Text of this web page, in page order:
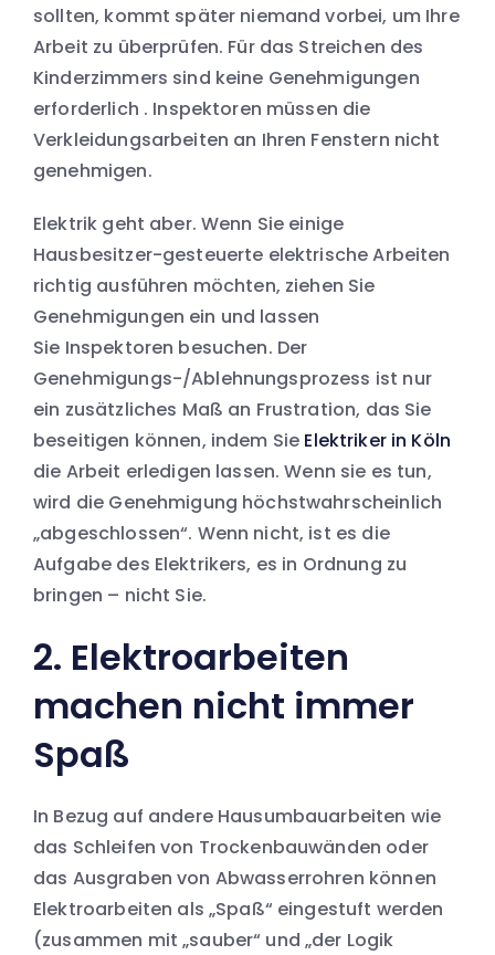
sollten, kommt später niemand vorbei, um Ihre
Arbeit zu überprüfen. Für das Streichen des
Kinderzimmers sind keine Genehmigungen
erforderlich . Inspektoren müssen die
Verkleidungsarbeiten an Ihren Fenstern nicht
genehmigen.
Elektrik geht aber. Wenn Sie einige
Hausbesitzer-gesteuerte elektrische Arbeiten
richtig ausführen möchten, ziehen Sie
Genehmigungen ein und lassen
Sie Inspektoren besuchen. Der
Genehmigungs-/Ablehnungsprozess ist nur
ein zusätzliches Maß an Frustration, das Sie
beseitigen können, indem Sie Elektriker in Köln
die Arbeit erledigen lassen. Wenn sie es tun,
wird die Genehmigung höchstwahrscheinlich
„abgeschlossen“. Wenn nicht, ist es die
Aufgabe des Elektrikers, es in Ordnung zu
bringen – nicht Sie.
2. Elektroarbeiten
machen nicht immer
Spaß
In Bezug auf andere Hausumbauarbeiten wie
das Schleifen von Trockenbauwänden oder
das Ausgraben von Abwasserrohren können
Elektroarbeiten als „Spaß“ eingestuft werden
(zusammen mit „sauber“ und „der Logik